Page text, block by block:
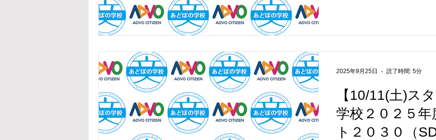
【10/11(土)ス
学校２０２５年
ト２０３０（
2025年9月25日 読了時間: 5分